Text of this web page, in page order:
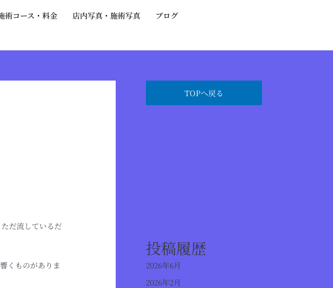
術コース・料金 店内写真・施術写真
ブログ
だ流しているだ
くものがありま
TOPへ戻る
投稿履歴
2026年6月
2026年2月